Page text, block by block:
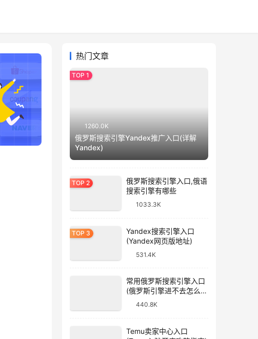
热门文章
1260.0K
俄罗斯搜索引擎Yandex推广入口(详解
Yandex)
俄罗斯搜索引擎入口,俄语
搜索引擎有哪些
1033.3K
Yandex搜索引擎入口
(Yandex网页版地址)
531.4K
常用俄罗斯搜索引擎入口
(俄罗斯引擎进不去怎么
440.8K
Temu卖家中心入口